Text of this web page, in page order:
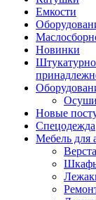
Емкости
Новинки
Новые
Спецодежда
Мебель для